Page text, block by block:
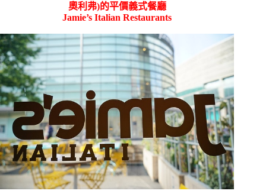
奧利弗)的平價義式餐廳
Jamie’s Italian Restaurants